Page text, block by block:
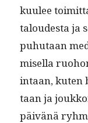
kuulee
taloud­es­ta ja
puhutaan
misel­la
intaan,
taan ja
päivänä